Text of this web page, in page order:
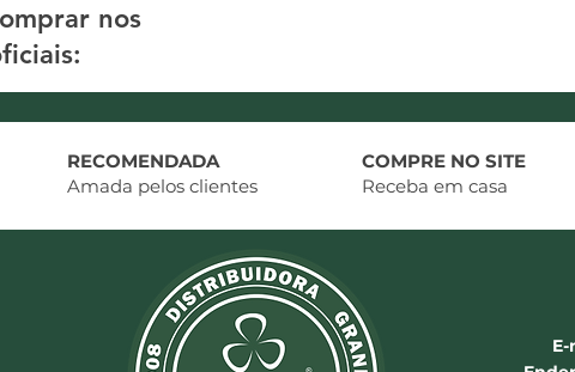
nos
RECOMENDADA
Amada pelos clientes
COMPRE NO SITE
Receba em casa